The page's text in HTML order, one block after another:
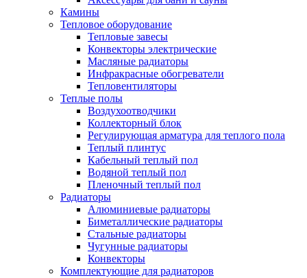
Камины
Тепловое оборудование
Тепловые завесы
Конвекторы электрические
Масляные радиаторы
Инфракрасные обогреватели
Тепловентиляторы
Теплые полы
Воздухоотводчики
Коллекторный блок
Регулирующая арматура для теплого пола
Теплый плинтус
Кабельный теплый пол
Водяной теплый пол
Пленочный теплый пол
Радиаторы
Алюминиевые радиаторы
Биметаллические радиаторы
Стальные радиаторы
Чугунные радиаторы
Конвекторы
Комплектующие для радиаторов